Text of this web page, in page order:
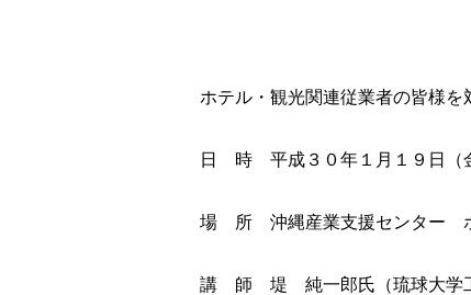
ホテル・観光関連従業者の皆様を
日 時 平成３０年１月１９日（
場 所 沖縄産業支援センター ホ
講 師 堤 純一郎氏（琉球大学